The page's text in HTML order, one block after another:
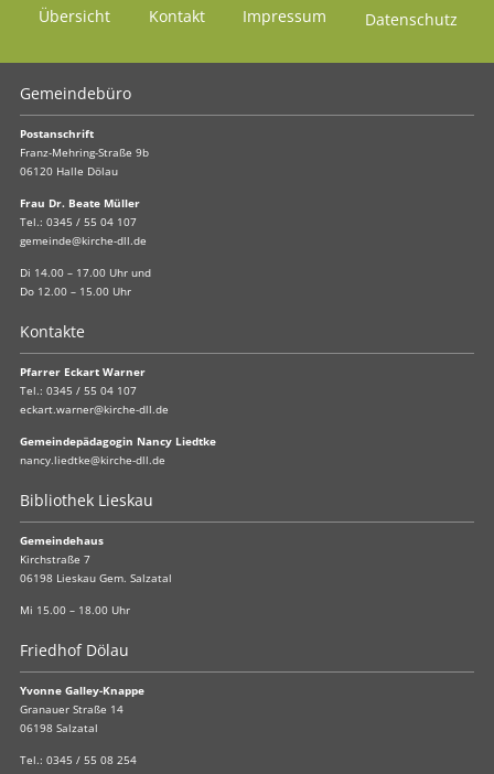
Übersicht Kontakt Impressum Datenschutz
Gemeindebüro
Postanschrift
Franz-Mehring-Straße 9b
06120 Halle Dölau
Frau Dr. Beate Müller
Tel.: 0345 / 55 04 107
gemeinde@kirche-dll.de
Di 14.00 – 17.00 Uhr und
Do 12.00 – 15.00 Uhr
Kontakte
Pfarrer Eckart Warner
Tel.: 0345 / 55 04 107
eckart.warner@kirche-dll.de
Gemeindepädagogin Nancy Liedtke
nancy.liedtke@kirche-dll.de
Bibliothek Lieskau
Gemeindehaus
Kirchstraße 7
06198 Lieskau Gem. Salzatal
Mi 15.00 – 18.00 Uhr
Friedhof Dölau
Yvonne Galley-Knappe
Granauer Straße 14
06198 Salzatal
Tel.: 0345 / 55 08 254